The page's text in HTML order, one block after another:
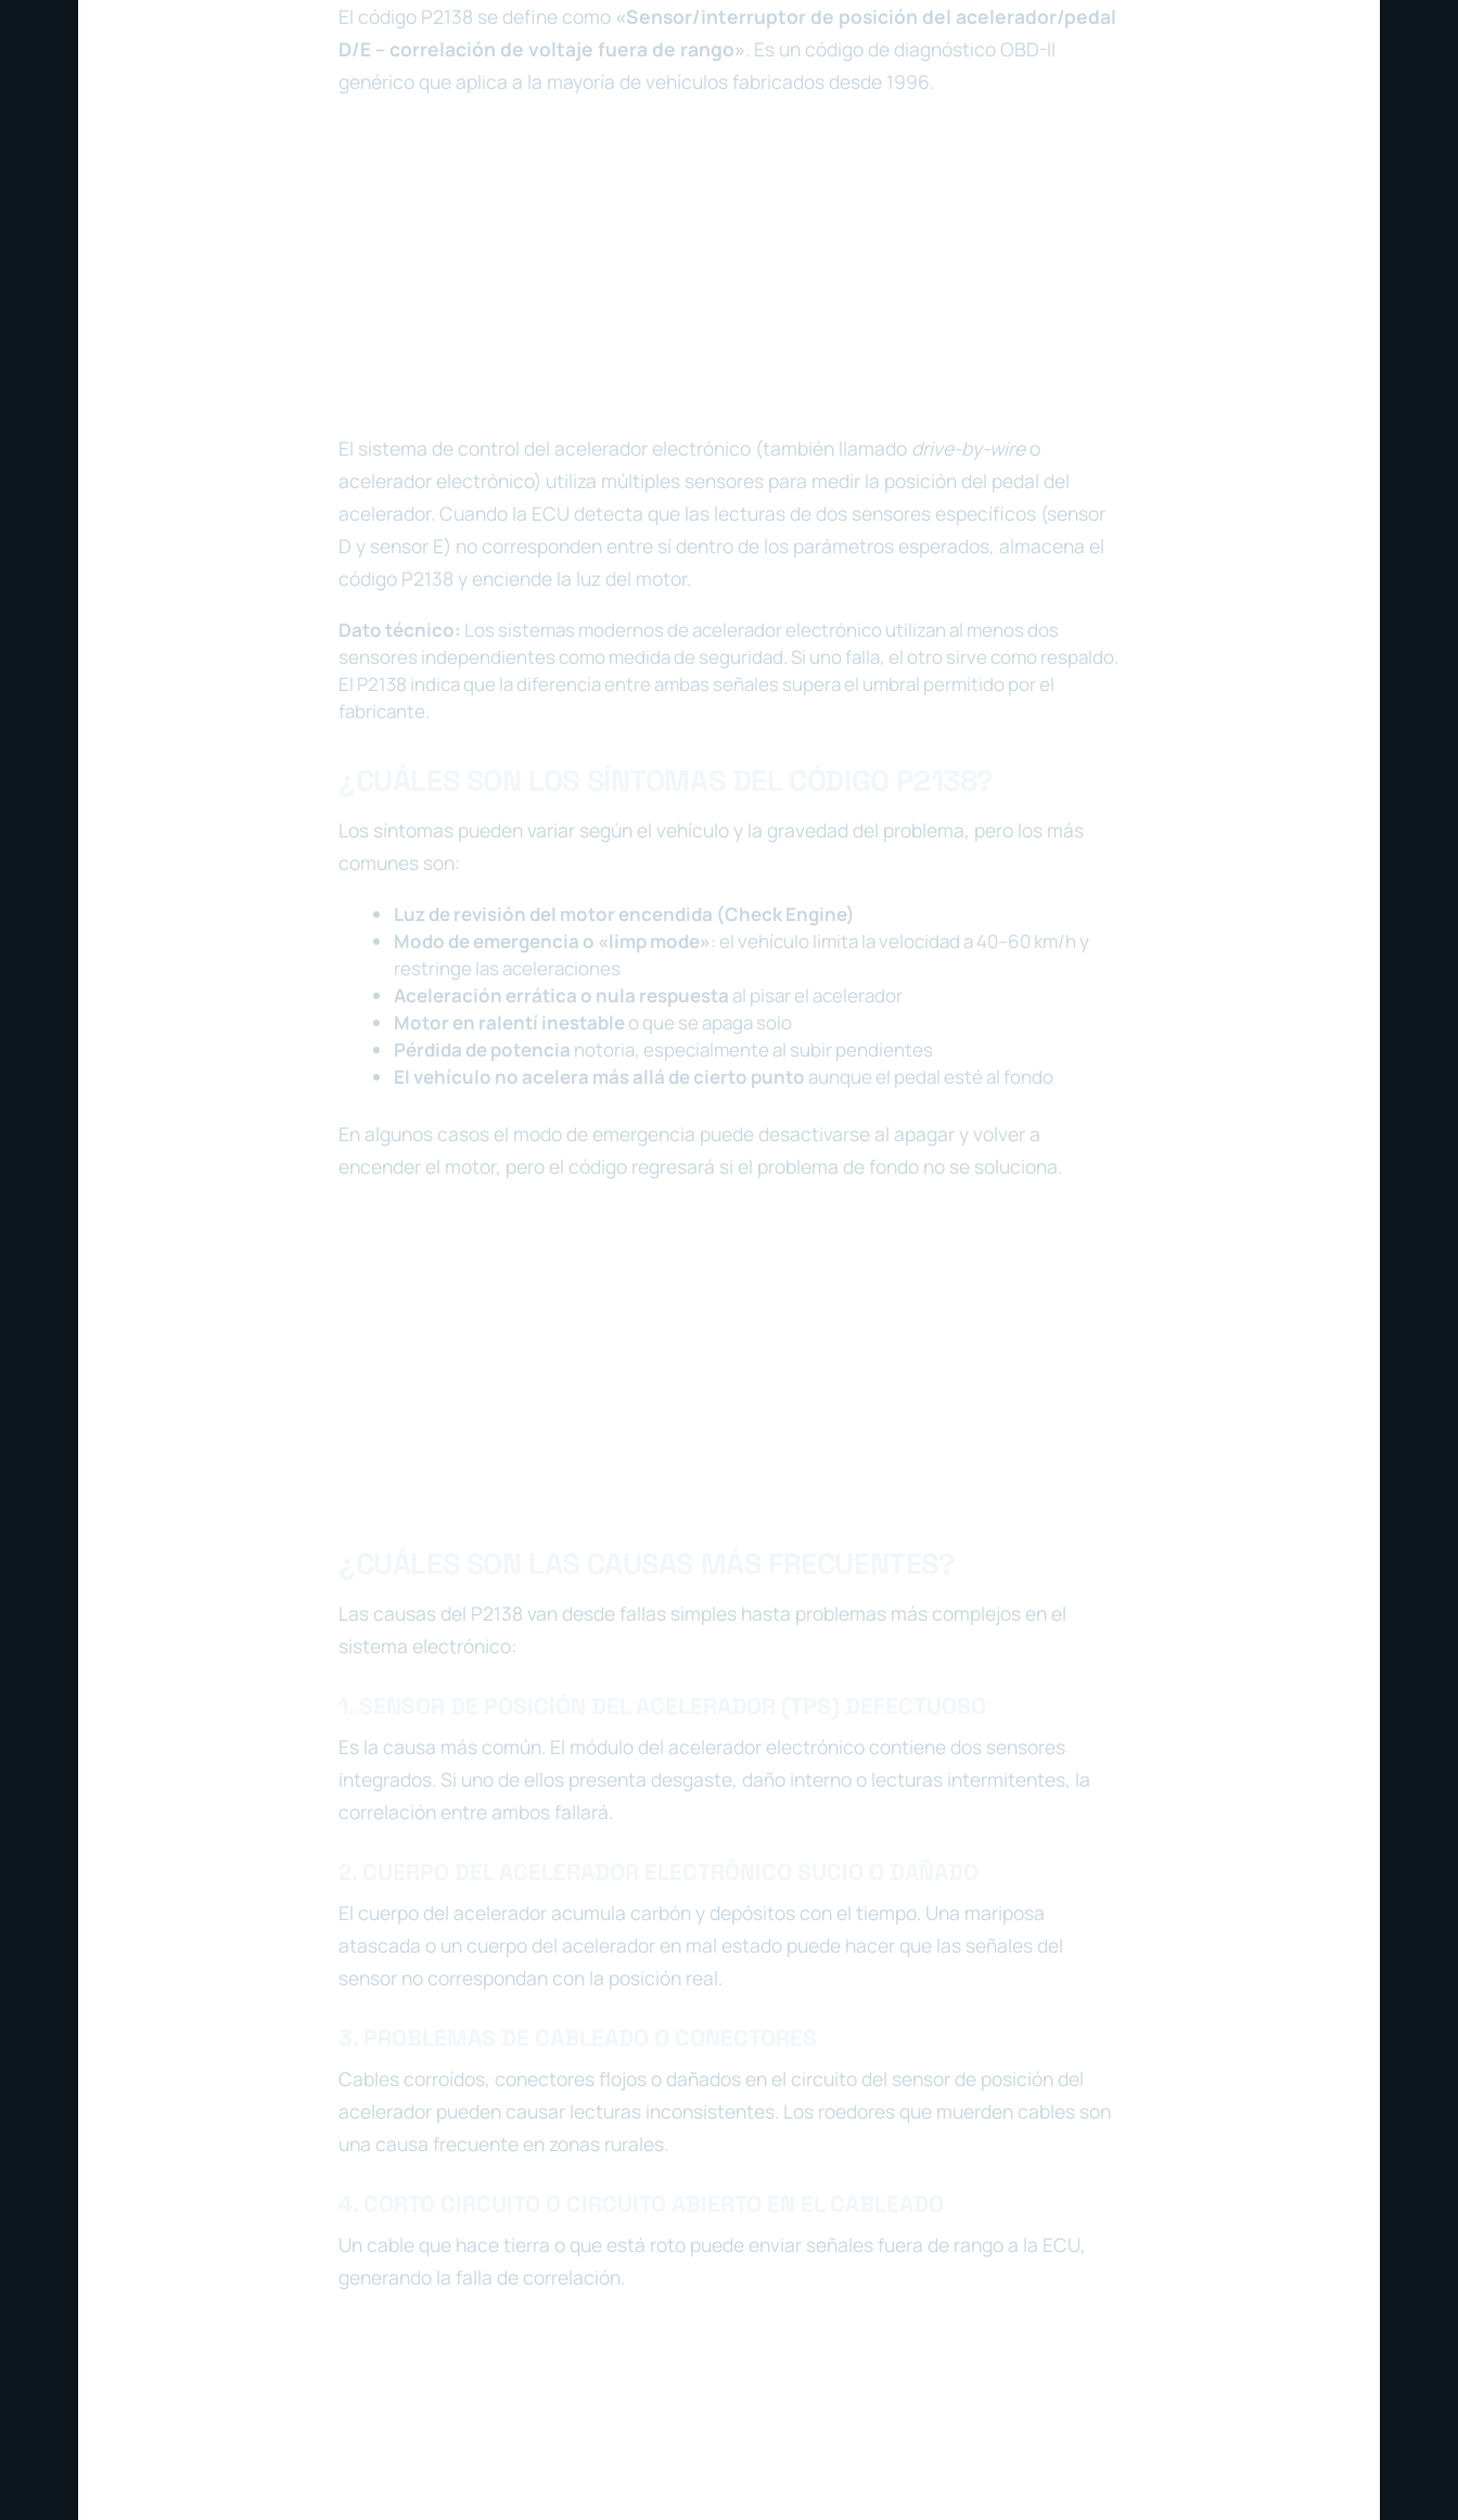
El código P2138 se define como «Sensor/interruptor de posición del acelerador/pedal
D/E – correlación de voltaje fuera de rango». Es un código de diagnóstico OBD-II
genérico que aplica a la mayoría de vehículos fabricados desde 1996.
El sistema de control del acelerador electrónico (también llamado drive-by-wireo
acelerador electrónico) utiliza múltiples sensores para medir la posición del pedal del
acelerador. Cuando la ECU detecta que las lecturas de dos sensores específicos (sensor
D y sensor E) no corresponden entre sí dentro de los parámetros esperados, almacena el
código P2138 y enciende la luz del motor.
Dato técnico: Los sistemas modernos de acelerador electrónico utilizan al menos dos
sensores independientes como medida de seguridad. Si uno falla, el otro sirve como respaldo.
El P2138 indica que la diferencia entre ambas señales supera el umbral permitido por el
fabricante.
Los síntomas pueden variar según el vehículo y la gravedad del problema, pero los más
comunes son:
Luz de revisión del motor encendida (Check Engine)
Modo de emergencia o «limp mode»: el vehículo limita la velocidad a 40–60 km/h y
restringe las aceleraciones
Aceleración errática o nula respuesta al pisar el acelerador
Motor en ralentí inestableo que se apaga solo
Pérdida de potencia notoria, especialmente al subir pendientes
El vehículo no acelera más allá de cierto punto aunque el pedal esté al fondo
En algunos casos el modo de emergencia puede desactivarse al apagar y volver a
encender el motor, pero el código regresará si el problema de fondo no se soluciona.
Las causas del P2138 van desde fallas simples hasta problemas más complejos en el
sistema electrónico:
Es la causa más común. El módulo del acelerador electrónico contiene dos sensores
integrados. Si uno de ellos presenta desgaste, daño interno o lecturas intermitentes, la
correlación entre ambos fallará.
El cuerpo del acelerador acumula carbón y depósitos con el tiempo. Una mariposa
atascada o un cuerpo del acelerador en mal estado puede hacer que las señales del
sensor no correspondan con la posición real.
Cables corroídos, conectores flojos o dañados en el circuito del sensor de posición del
acelerador pueden causar lecturas inconsistentes. Los roedores que muerden cables son
una causa frecuente en zonas rurales.
Un cable que hace tierra o que está roto puede enviar señales fuera de rango a la ECU,
generando la falla de correlación.